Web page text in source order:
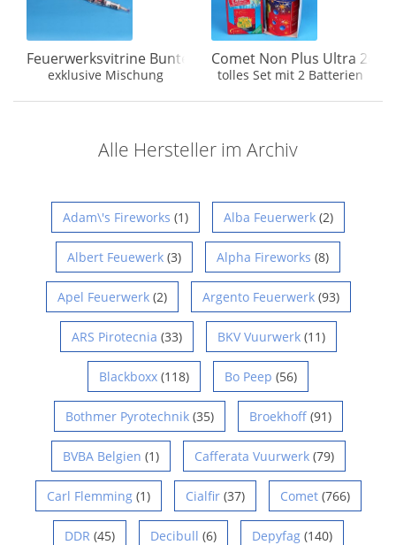
30mm Verbund
5.4.26
Feuerwerksvitrine Bunter Beutel 2026 Thunder
exklusive Mischung
Comet Non Plus Ultra 2er
tolles Set mit 2 Batterien
Alle Hersteller im Archiv
Adam\'s Fireworks (1) Alba Feuerwerk (2)
Albert Feuewerk (3) Alpha Fireworks (8)
Apel Feuerwerk(2) Argento Feuerwerk(93)
ARS Pirotecnia (33) BKV Vuurwerk(11)
Blackboxx (118) Bo Peep (56)
Bothmer Pyrotechnik(35) Broekhoff(91)
BVBA Belgien (1) Cafferata Vuurwerk(79)
Carl Flemming(1) Cialfir(37) Comet(766)
DDR (45) Decibull (6) Depyfag(140)